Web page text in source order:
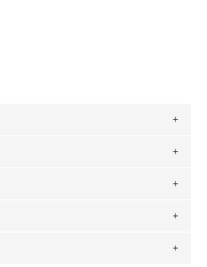
売になります。
のプリントに使用している生地は
100％コットン（ローン）・コッ
100％コットン（ツイル）・
・11号帆布）です。
は2mまで型紙は2個までとなりま
宅急便での配送となります。
のみをプリントするため、
購入後